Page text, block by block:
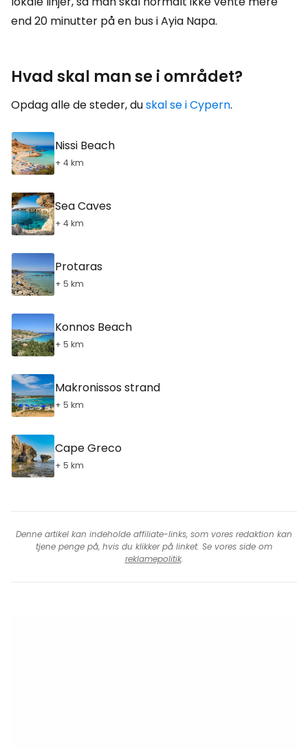
end 20 minutter på en bus i Ayia Napa.
Hvad skal man se i området?
Opdag alle de steder, duskal se i Cypern.
Nissi Beach
+ 4 km
Sea Caves
+ 4 km
Protaras
+ 5 km
Konnos Beach
+ 5 km
Makronissos strand
+ 5 km
Cape Greco
+ 5 km
Denne artikel kan indeholde affiliate-links, som vores redaktion kan
tjene penge på, hvis du klikker på linket. Se vores side om
reklamepolitik.